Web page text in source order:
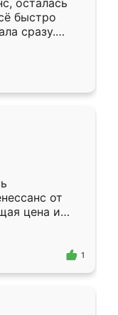
осталась
быстро
сразу.
к
Собрали
даже
от
цена и
Приехавший
1